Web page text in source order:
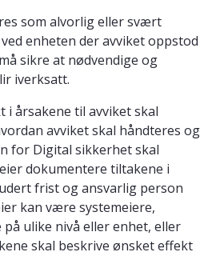
som alvorlig eller svært
enheten der avviket oppstod
sikre at nødvendige og
iverksatt.
i årsakene til avviket skal
avviket skal håndteres og
for Digital sikkerhet skal
dokumentere tiltakene i
frist og ansvarlig person
kan være systemeiere,
på ulike nivå eller enhet, eller
skal beskrive ønsket effekt